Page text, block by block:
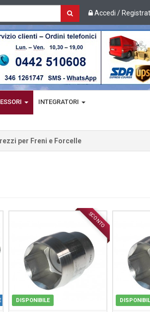
Accedi /
INTEGRATORI
per Freni e Forcelle
SCONTO
DISPONIBILE
ACCESSORI